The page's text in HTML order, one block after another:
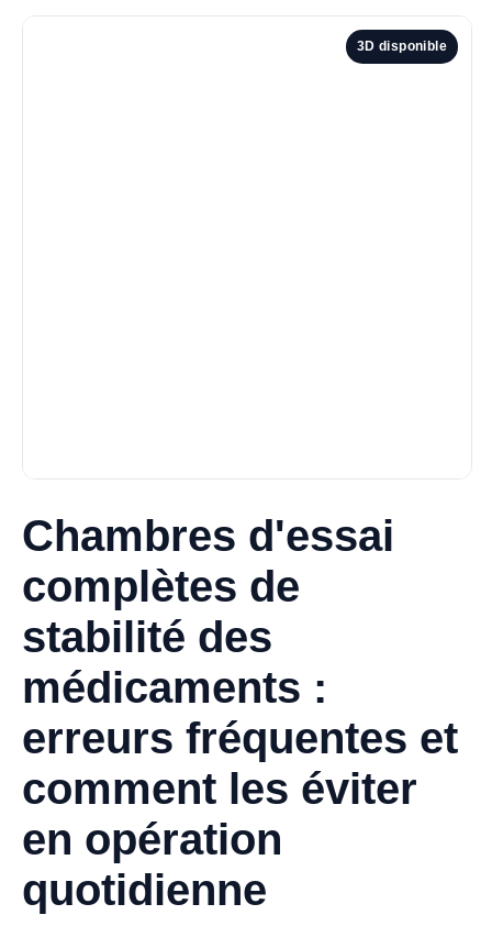
3D disponible
Chambres d'essai
complètes de
stabilité des
médicaments :
erreurs fréquentes et
comment les éviter
en opération
quotidienne